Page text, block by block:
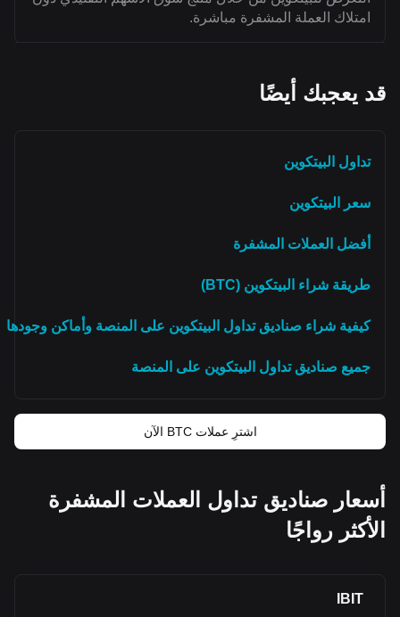
امتلاك العملة المشفرة مباشرة.
قد يعجبك أيضًا
تداول البيتكوين
سعر البيتكوين
أفضل العملات المشفرة
طريقة شراء البيتكوين (BTC)
كيفية شراء صناديق تداول البيتكوين على المنصة وأماكن وجودها
جميع صناديق تداول البيتكوين على المنصة
اشترِ عملات BTC الآن
أسعار صناديق تداول العملات المشفرة
الأكثر رواجًا
IBIT